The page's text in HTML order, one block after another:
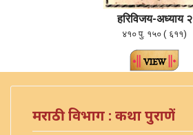
हरिविजय-अध्याय २
४१० पु. १५० ( ६११)
मराठी विभाग : कथा पुराणें